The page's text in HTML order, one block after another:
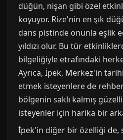
düğün, nişan gibi özel
koyuyor. Rize'nin en şık
dans pistinde onunla eşlik
yıldızı olur. Bu tür
bilgeliğiyle etrafındaki
Ayrıca, İpek, Merkez'in
etmek isteyenlere de
bölgenin saklı kalmış
isteyenler için harika bir
İpek'in diğer bir özelliği de,